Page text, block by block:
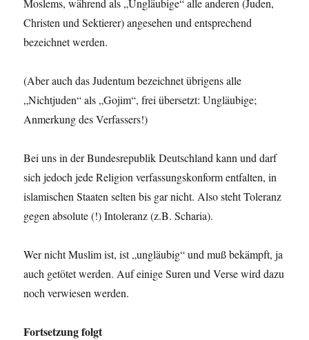
Moslems, während als „Ungläubige“ alle anderen (Juden,
Christen und Sektierer) angesehen und entsprechend
bezeichnet werden.
(Aber auch das Judentum bezeichnet übrigens alle
„Nichtjuden“ als „Gojim“, frei übersetzt: Ungläubige;
Anmerkung des Verfassers!)
Bei uns in der Bundesrepublik Deutschland kann und darf
sich jedoch jede Religion verfassungskonform entfalten, in
islamischen Staaten selten bis gar nicht. Also steht Toleranz
gegen absolute (!) Intoleranz (z.B. Scharia).
Wer nicht Muslim ist, ist „ungläubig“ und muß bekämpft, ja
auch getötet werden. Auf einige Suren und Verse wird dazu
noch verwiesen werden.
Fortsetzung folgt